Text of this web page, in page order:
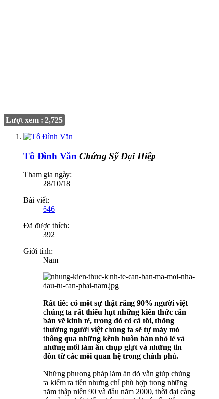
Lượt xem : 2,725
Tô Đình Văn Chứng Sỹ Đại Hiệp
Tham gia ngày:
28/10/18
Bài viết:
646
Đã được thích:
392
Giới tính:
Nam
Rất tiếc có một sự thật rằng 90% người việt
chúng ta rất thiếu hụt những kiến thức căn
bản về kinh tế, trong đó có cả tôi, thông
thường người việt chúng ta sẽ tự mày mò
thông qua những kênh buôn bán nhỏ lẻ và
những mối làm ăn chụp giựt và những tin
đồn từ các mối quan hệ trong chính phủ.
Những phương pháp làm ăn đó vẫn giúp chúng
ta kiếm ra tiền nhưng chỉ phù hợp trong những
năm thập niên 90 và đầu năm 2000, thời đại càng